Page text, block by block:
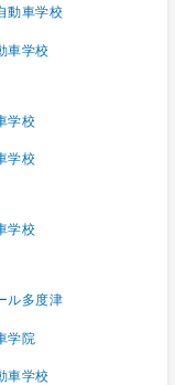
動車学校
車学校
学校
学校
学校
ル多度津
学院
車学校